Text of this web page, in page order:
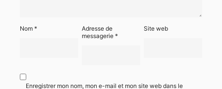
Nom *
Adresse de
messagerie*
Site web
Enregistrer mon nom, mon e-mail et mon site web dans le